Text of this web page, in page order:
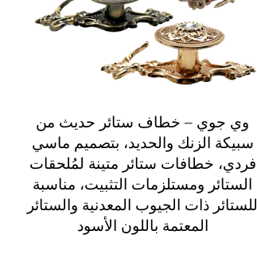
وي جوي – خطاف ستائر حديث من
سبيكة الزنك والحديد، بتصميم ماسي
فردي، خطافات ستائر متينة لمُلحقات
الستائر ومستلزمات التثبيت، مناسبة
للستائر ذات الجيوب المعدنية والستائر
المعتمة باللون الأسود